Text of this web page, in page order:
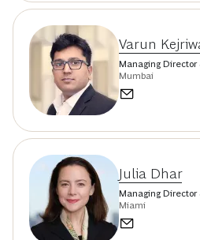
Varun
Managing Director
Mumbai
Julia Dhar
Managing Director
Miami